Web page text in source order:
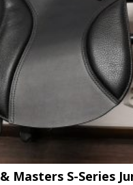
Masters S-Series